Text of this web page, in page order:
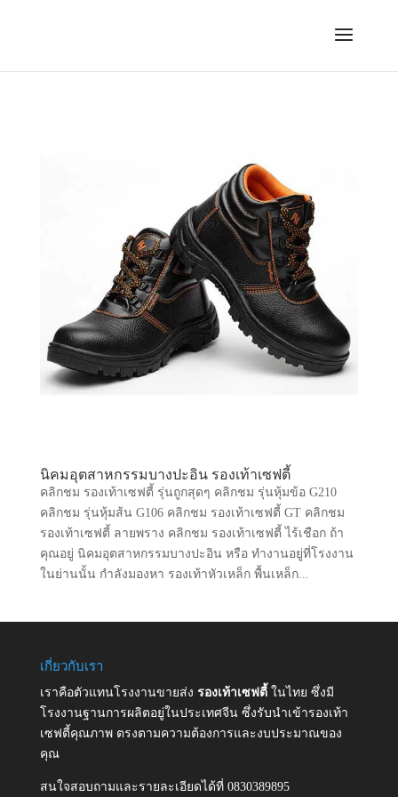
นิคมอุตสาหกรรมบางปะอิน รองเท้าเซฟตี้
คลิกชม รองเท้าเซฟตี้ รุ่นถูกสุดๆ คลิกชม รุ่นหุ้มข้อ G210
คลิกชม รุ่นหุ้มส้น G106 คลิกชม รองเท้าเซฟตี้ GT คลิกชม
รองเท้าเซฟตี้ ลายพราง คลิกชม รองเท้าเซฟตี้ ไร้เชือก ถ้า
คุณอยู่ นิคมอุตสาหกรรมบางปะอิน หรือ ทำงานอยู่ที่โรงงาน
ในย่านนั้น กำลังมองหา รองเท้าหัวเหล็ก พื้นเหล็ก...
เกี่ยวกับเรา
เราคือตัวแทนโรงงานขายส่ง รองเท้าเซฟตี้ ในไทย ซึ่งมี
โรงงานฐานการผลิตอยู่ในประเทศจีน ซึ่งรับนำเข้ารองเท้า
เซฟตี้คุณภาพ ตรงตามความต้องการและงบประมาณของ
คุณ
สนใจสอบถามและรายละเอียดได้ที่ 0830389895